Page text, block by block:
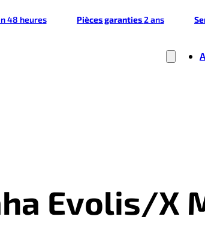
48 heures Pièces garanties2 ans
Evolis/X